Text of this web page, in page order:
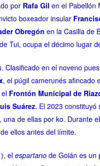
por Rafa Gil en el Pabellón
boxeador insular
Obregón en la Casilla de
de Tui, ocupa el décimo lugar
Clasificado en el noveno
, el púgil camerunés afincado
Frontón Municipal de
Suárez. El 2023 constituyó
de ellas por ko. Durante
ellos antes del límite.
el espartanode Goián es un